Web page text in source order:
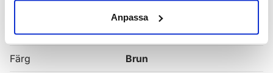
Anpassa
Djup (mm) 465
Färg Brun